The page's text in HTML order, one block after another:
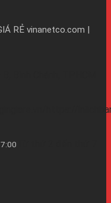
RẺ vinanetco.com |
https://